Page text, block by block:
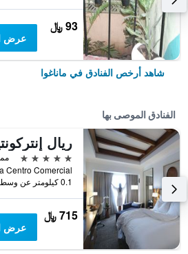
93 ﷼
عرض
شاهد أرخص الفنادق في ماناغوا
الفنادق الموصى بها
5 نجوم
0.1 كيلومتر عن وسط المدينة
715 ﷼
عرض